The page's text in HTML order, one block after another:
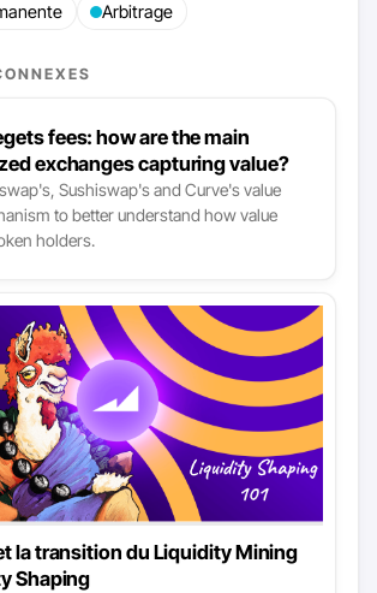
Arbitrage
fees: how are the main
exchanges capturing value?
Sushiswap's and Curve's value
to better understand how value
holders.
la transition du Liquidity Mining
Shaping